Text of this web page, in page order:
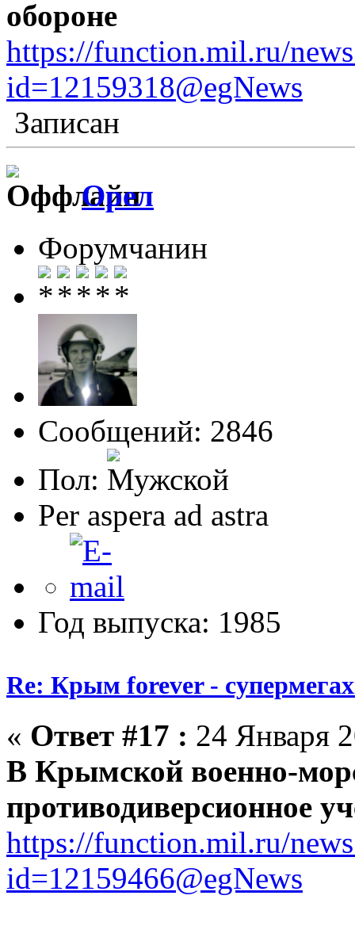
обороне
https://function.mil.ru/
id=12159318@egNews
Записан
Орел
Форумчанин
Сообщений: 2846
Пол:
Per aspera ad astra
Год выпуска: 1985
Re: Крым forever -
« Ответ #17 : 24 Января
В Крымской военно-
противодиверсионное
https://function.mil.ru/
id=12159466@egNews